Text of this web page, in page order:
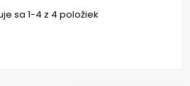
sa 1-4 z 4 položiek